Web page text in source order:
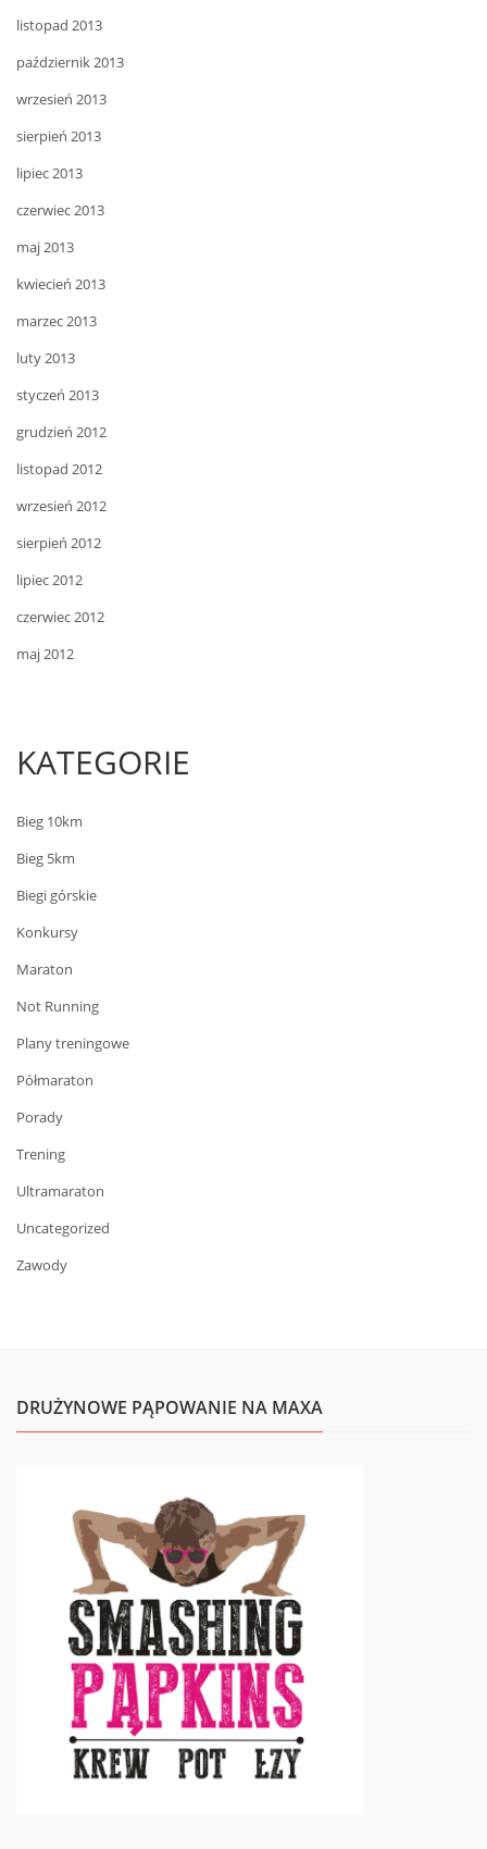
listopad 2013
październik 2013
wrzesień 2013
sierpień 2013
lipiec 2013
czerwiec 2013
maj 2013
kwiecień 2013
marzec 2013
luty 2013
styczeń 2013
grudzień 2012
listopad 2012
wrzesień 2012
sierpień 2012
lipiec 2012
czerwiec 2012
maj 2012
KATEGORIE
Bieg 10km
Bieg 5km
Biegi górskie
Konkursy
Maraton
Not Running
Plany treningowe
Półmaraton
Porady
Trening
Ultramaraton
Uncategorized
Zawody
DRUŻYNOWE PĄPOWANIE NA MAXA